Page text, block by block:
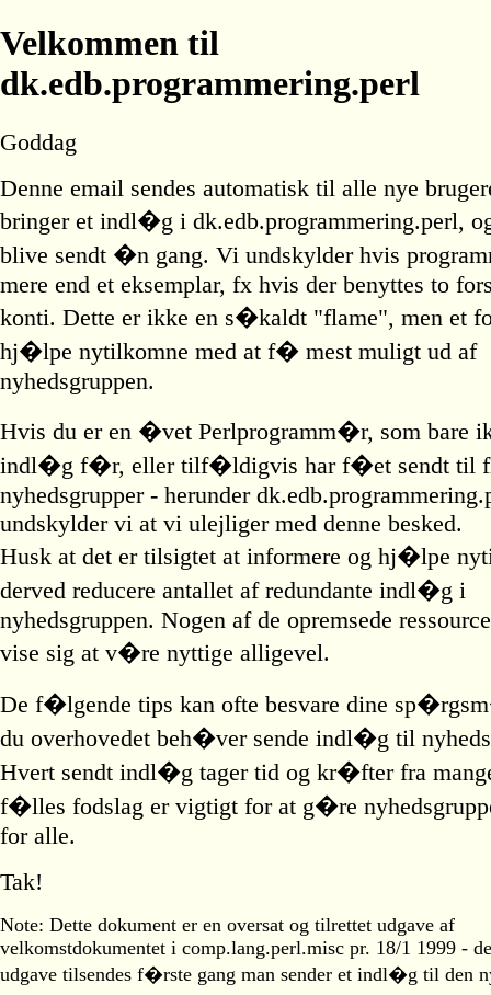
Velkommen til
dk.edb.programmering.perl
Goddag
Denne email sendes automatisk til alle nye
bringer et indl�g i dk.edb.programmering.perl,
blive sendt �n gang. Vi undskylder hvis
mere end et eksemplar, fx hvis der benyttes to
konti. Dette er ikke en s�kaldt "flame", men et
hj�lpe nytilkomne med at f� mest muligt ud af
nyhedsgruppen.
Hvis du er en �vet Perlprogramm�r, som bare
indl�g f�r, eller tilf�ldigvis har f�et sendt til
nyhedsgrupper - herunder
undskylder vi at vi ulejliger med denne besked.
Husk at det er tilsigtet at informere og hj�lpe
derved reducere antallet af redundante indl�g i
nyhedsgruppen. Nogen af de opremsede
vise sig at v�re nyttige alligevel.
De f�lgende tips kan ofte besvare dine
du overhovedet beh�ver sende indl�g til
Hvert sendt indl�g tager tid og kr�fter fra
f�lles fodslag er vigtigt for at g�re
for alle.
Tak!
Note: Dette dokument er en oversat og tilrettet udgave af
velkomstdokumentet i comp.lang.perl.misc pr. 18/1 1999 -
udgave tilsendes f�rste gang man sender et indl�g til den